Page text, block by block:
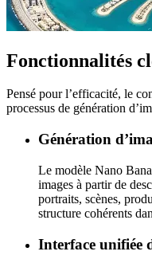
Fonctionnalités
Pensé pour l’efficacité, le
processus de génération
Génération
Le modèle Nano
images à partir de
portraits, scènes,
structure cohérents
Interface unifiée